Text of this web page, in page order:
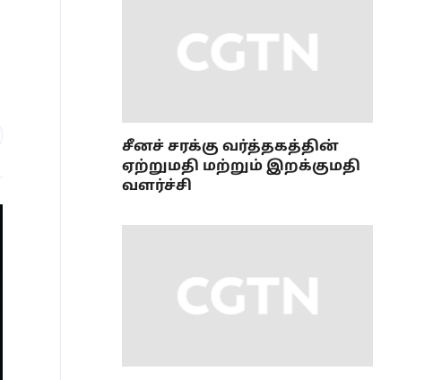
சீனச் சரக்கு வர்த்தகத்தின்
ஏற்றுமதி மற்றும் இறக்குமதி
வளர்ச்சி